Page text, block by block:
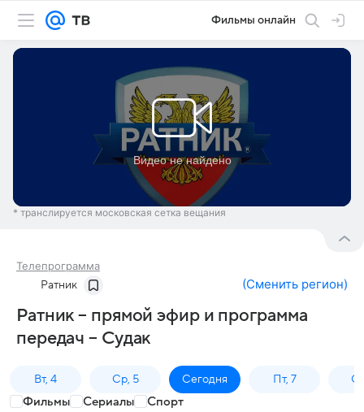
Фильмы онлайн
* транслируется московская сетка вещания
Телепрограмма
Ратник (Сменить регион)
Ратник – прямой эфир и программа
передач – Судак
Вт, 4 Ср, 5 Сегодня Пт, 7
Фильмы Сериалы Спорт